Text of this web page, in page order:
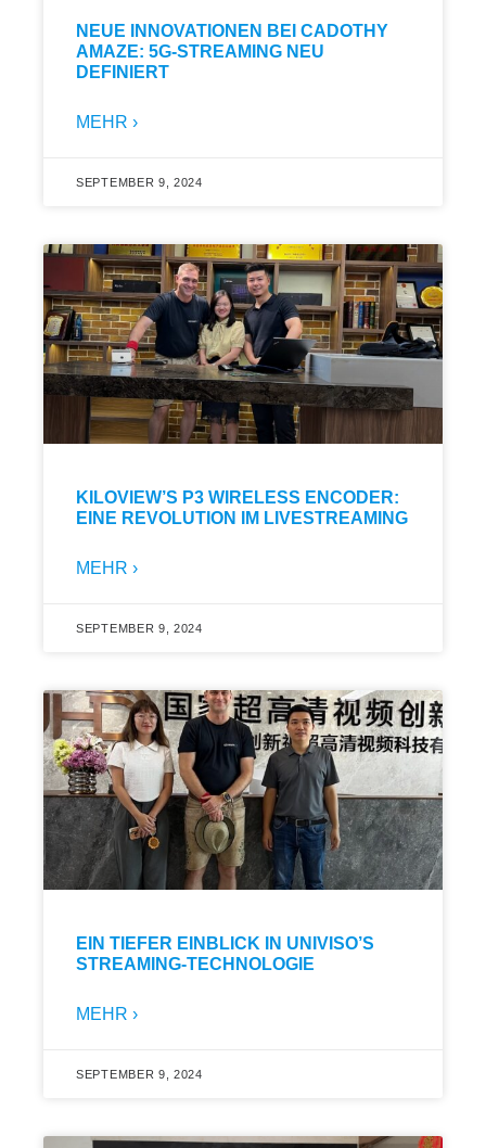
NEUE INNOVATIONEN BEI CADOTHY
AMAZE: 5G-STREAMING NEU
DEFINIERT
MEHR ›
SEPTEMBER 9, 2024
KILOVIEW’S P3 WIRELESS ENCODER:
EINE REVOLUTION IM LIVESTREAMING
MEHR ›
SEPTEMBER 9, 2024
EIN TIEFER EINBLICK IN UNIVISO’S
STREAMING-TECHNOLOGIE
MEHR ›
SEPTEMBER 9, 2024